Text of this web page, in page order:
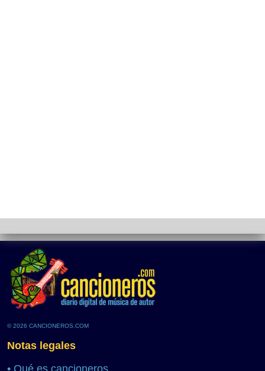
© 2026 CANCIONEROS.COM
Notas legales
• Qué es cancioneros